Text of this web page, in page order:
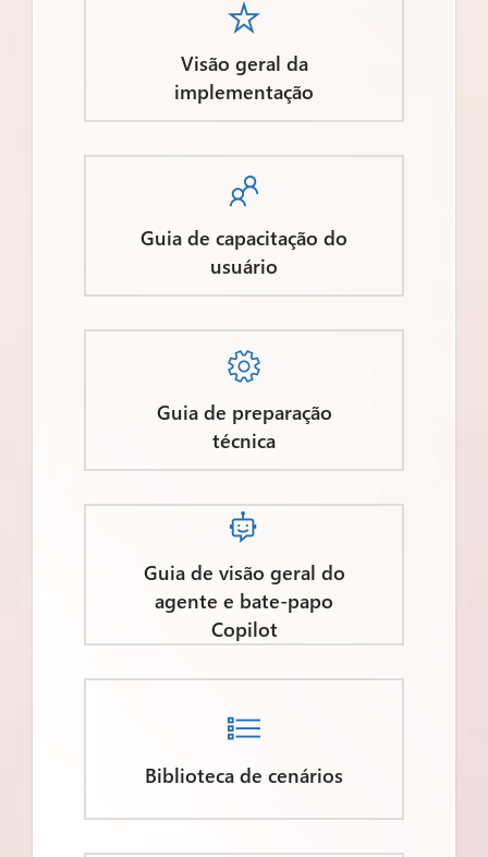

Visão geral da
implementação

Guia de capacitação do
usuário

Guia de preparação
técnica

Guia de visão geral do
agente e bate-papo
Copilot

Biblioteca de cenários